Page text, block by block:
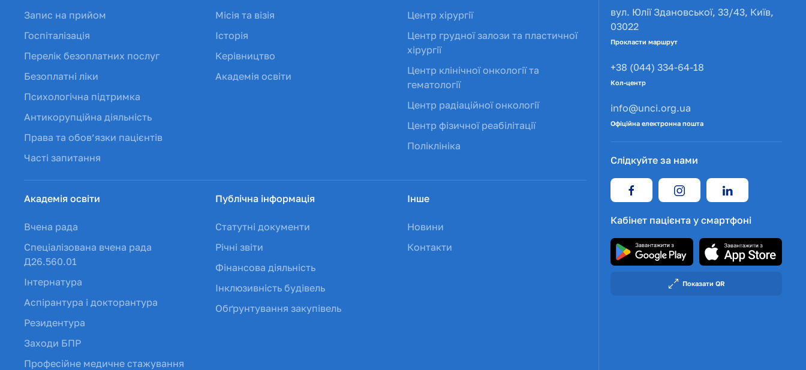
Запис на прийом
Госпіталізація
Перелік безоплатних послуг
Безоплатні ліки
Психологічна підтримка
Антикорупційна діяльність
Права та обов’язки пацієнтів
Часті запитання
Місія та візія
Історія
Керівництво
Академія освіти
Центр хірургії
Центр грудної залози та пластичної
хірургії
Центр клінічної онкології та
гематології
Центр радіаційної онкології
Центр фізичної реабілітації
Поліклініка
Академія освіти
Вчена рада
Спеціалізована вчена рада
Д26.560.01
Інтернатура
Аспірантура і докторантура
Резидентура
Заходи БПР
Професійне медичне стажування
Публічна інформація
Статутні документи
Річні звіти
Фінансова діяльність
Інклюзивність будівель
Обґрунтування закупівель
Інше
Новини
Контакти
вул. Юлії Здановської, 33/43, Київ,
03022
Прокласти маршрут
+38 (044) 334-64-18
Кол-центр
info@unci.org.ua
Офіційна електронна пошта
Слідкуйте за нами
Кабінет пацієнта у смартфоні
Показати QR